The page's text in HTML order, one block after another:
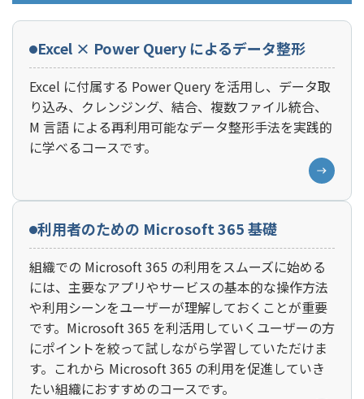
Excel × Power Query によるデータ整形
Excel に付属する Power Query を活用し、データ取
り込み、クレンジング、結合、複数ファイル統合、
M 言語 による再利用可能なデータ整形手法を実践的
に学べるコースです。
利用者のための Microsoft 365 基礎
組織での Microsoft 365 の利用をスムーズに始める
には、主要なアプリやサービスの基本的な操作方法
や利用シーンをユーザーが理解しておくことが重要
です。Microsoft 365 を利活用していくユーザーの方
にポイントを絞って試しながら学習していただけま
す。これから Microsoft 365 の利用を促進していき
たい組織におすすめのコースです。